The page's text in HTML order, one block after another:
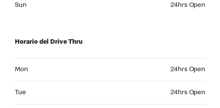
Sun 24hrs Open
Horario del Drive Thru
Mon 24hrs Open
Tue 24hrs Open